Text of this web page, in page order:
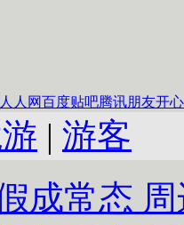
人人网百度贴吧腾讯朋友开
| 游客
成常态